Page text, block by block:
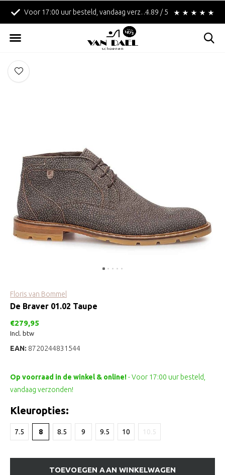
Voor 17:00 uur besteld, vandaag verzonden! Betaal achteraf met
4.89 / 5
Floris van Bommel
De Braver 01.02 Taupe
€279,95
Incl. btw
EAN: 8720244831544
Op voorraad in de winkel & online!- Voor 17:00 uur besteld,
vandaag verzonden!
Kleuropties:
7.5 8 8.5 9 9.5 10 10.5
TOEVOEGEN AAN WINKELWAGEN